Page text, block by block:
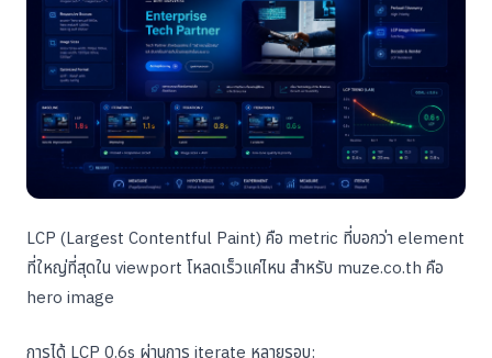
LCP (Largest Contentful Paint) คือ metric ที่บอกว่า element
ที่ใหญ่ที่สุดใน viewport โหลดเร็วแค่ไหน สำหรับ muze.co.th คือ
hero image
การได้ LCP 0.6s ผ่านการ iterate หลายรอบ: